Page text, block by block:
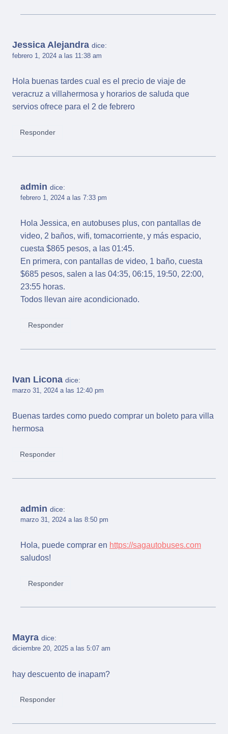
Jessica Alejandra dice:
febrero 1, 2024 a las 11:38 am
Hola buenas tardes cual es el precio de viaje de
veracruz a villahermosa y horarios de saluda que
servios ofrece para el 2 de febrero
Responder
admin dice:
febrero 1, 2024 a las 7:33 pm
Hola Jessica, en autobuses plus, con pantallas de
video, 2 baños, wifi, tomacorriente, y más espacio,
cuesta $865 pesos, a las 01:45.
En primera, con pantallas de video, 1 baño, cuesta
$685 pesos, salen a las 04:35, 06:15, 19:50, 22:00,
23:55 horas.
Todos llevan aire acondicionado.
Responder
Ivan Licona dice:
marzo 31, 2024 a las 12:40 pm
Buenas tardes como puedo comprar un boleto para villa
hermosa
Responder
admin dice:
marzo 31, 2024 a las 8:50 pm
Hola, puede comprar en https://sagautobuses.com
saludos!
Responder
Mayra dice:
diciembre 20, 2025 a las 5:07 am
hay descuento de inapam?
Responder